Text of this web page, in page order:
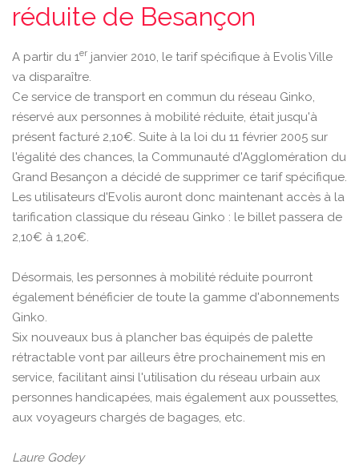
réduite de Besançon
A partir du 1er janvier 2010, le tarif spécifique à Evolis Ville
va disparaître.
Ce service de transport en commun du réseau Ginko,
réservé aux personnes à mobilité réduite, était jusqu'à
présent facturé 2,10€. Suite à la loi du 11 février 2005 sur
l'égalité des chances, la Communauté d'Agglomération du
Grand Besançon a décidé de supprimer ce tarif spécifique.
Les utilisateurs d'Evolis auront donc maintenant accès à la
tarification classique du réseau Ginko : le billet passera de
2,10€ à 1,20€.
Désormais, les personnes à mobilité réduite pourront
également bénéficier de toute la gamme d'abonnements
Ginko.
Six nouveaux bus à plancher bas équipés de palette
rétractable vont par ailleurs être prochainement mis en
service, facilitant ainsi l'utilisation du réseau urbain aux
personnes handicapées, mais également aux poussettes,
aux voyageurs chargés de bagages, etc.
Laure Godey